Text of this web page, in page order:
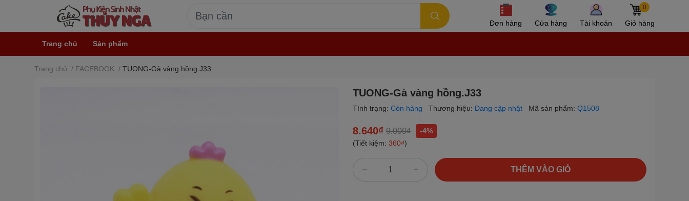
Đơn hàng Cửa hàng Tài khoản
0
Giỏ hàng
Trang chủ Sản phẩm
Trang chủ / FACEBOOK / TUONG-Gà vàng hồng.J33
TUONG-Gà vàng hồng.J33
Tình trạng: Còn hàng Thương hiệu: Đang cập nhật Mã sản phẩm: Q1508
8.640₫ 9.000₫
-4%
(Tiết kiệm: 360₫)
THÊM VÀO GIỎ